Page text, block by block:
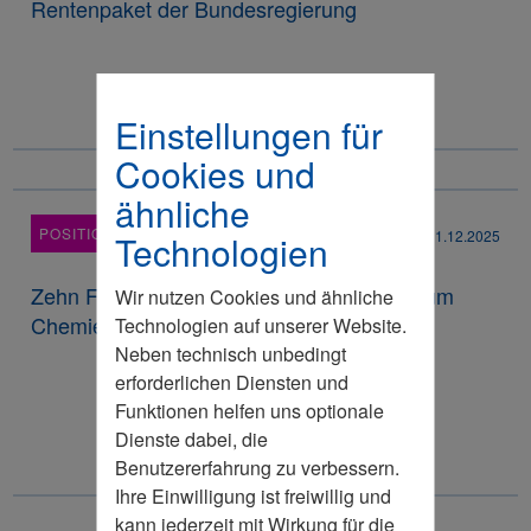
Einstellungen für
Cookies und
ähnliche
Technologien
Wir nutzen Cookies und ähnliche
Technologien auf unserer Website.
Neben technisch unbedingt
erforderlichen Diensten und
Funktionen helfen uns optionale
Dienste dabei, die
Benutzererfahrung zu verbessern.
Ihre Einwilligung ist freiwillig und
kann jederzeit mit Wirkung für die
Rentenpaket der Bundesregierung
POSITIONSPAPIER 11.12.2025
Zehn Forderungen des Wirtschaftsrates zum
Chemie-Gipfel am 11.12.2025